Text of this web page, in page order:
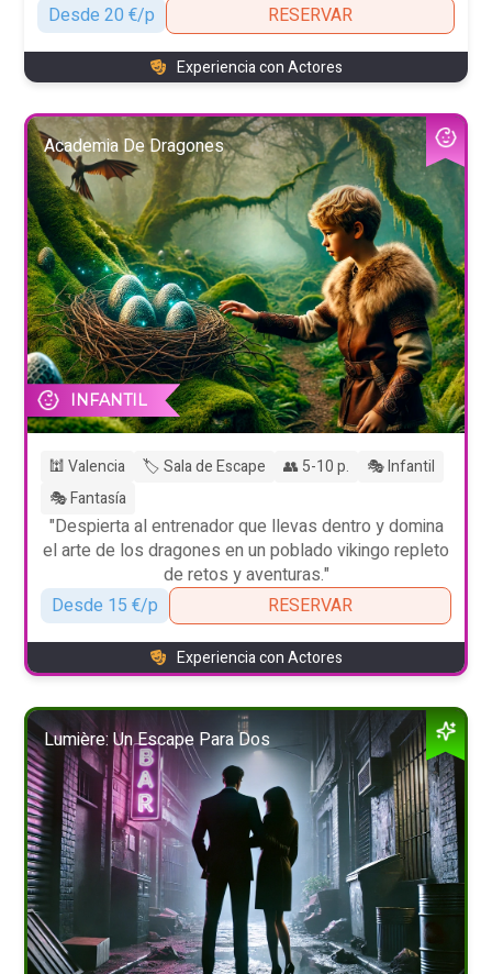
Desde 20 €/p
RESERVAR
Experiencia con Actores
Academia De Dragones
INFANTIL
🕍 Valencia 🏷️ Sala de Escape 👥 5-10 p.
🎭 Infantil
🎭 Fantasía
"Despierta al entrenador que llevas dentro y domina
el arte de los dragones en un poblado vikingo repleto
de retos y aventuras."
Desde 15 €/p
RESERVAR
Experiencia con Actores
Lumière: Un Escape Para Dos